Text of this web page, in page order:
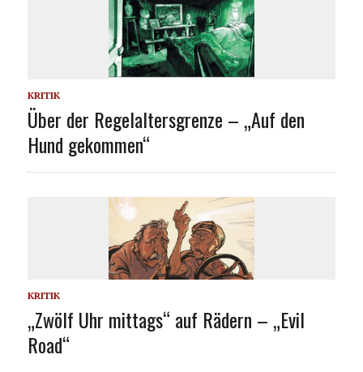
KRITIK
Über der Regelaltersgrenze – „Auf den
Hund gekommen“
KRITIK
„Zwölf Uhr mittags“ auf Rädern – „Evil
Road“